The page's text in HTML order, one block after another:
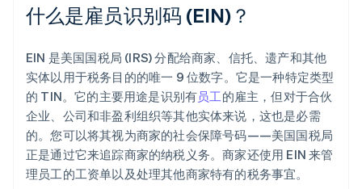
什么是雇员识别码 (EIN)？
EIN 是美国国税局 (IRS) 分配给商家、信托、遗产和其他
实体以用于税务目的的唯一 9 位数字。它是一种特定类型
的 TIN。它的主要用途是识别有员工的雇主，但对于合伙
企业、公司和非盈利组织等其他实体来说，这也是必需
的。您可以将其视为商家的社会保障号码——美国国税局
正是通过它来追踪商家的纳税义务。商家还使用 EIN 来管
理员工的工资单以及处理其他商家特有的税务事宜。